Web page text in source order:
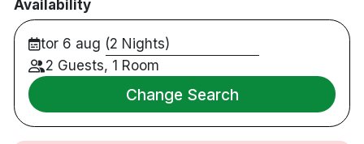
Gratis WiFi
TV
Värdeskåp
Skrivbord
Hårtork
Frukostrestaurang
Sen utcheckning mot en avgift - i mån av plats
Availability
tor 6 aug (2 Nights)
2 Guests, 1 Room
Change Search